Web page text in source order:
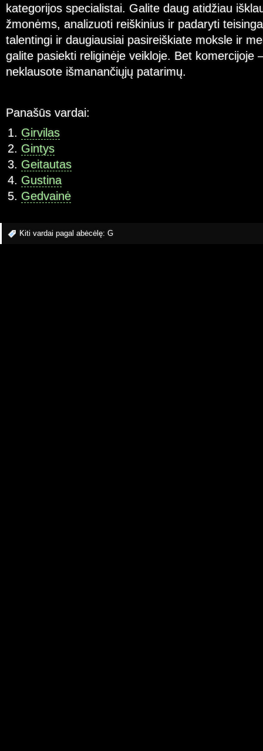
kategorijos specialistai. Galite daug atidžiau
žmonėms, analizuoti reiškinius ir padaryti
talentingi ir daugiausiai pasireiškiate moksle ir
galite pasiekti religinėje veikloje. Bet komercijoje
neklausote išmanančiųjų patarimų.
Panašūs vardai:
Girvilas
Gintys
Geitautas
Gustina
Gedvainė
Kiti vardai pagal abėcėlę: G